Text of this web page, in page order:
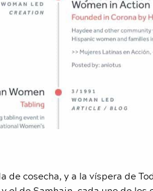
cosecha, y a la víspera de